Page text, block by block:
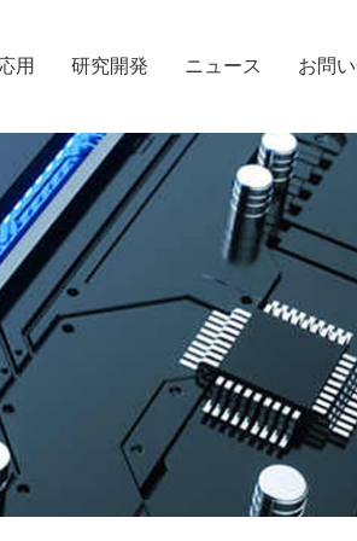
用 研究開発 ニュース お問